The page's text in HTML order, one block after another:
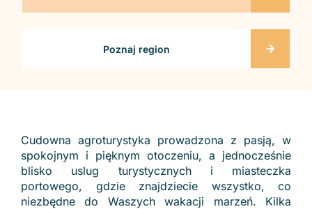
Poznaj region
Cudowna agroturystyka prowadzona z pasją, w
spokojnym i pięknym otoczeniu, a jednocześnie
blisko uslug turystycznych i miasteczka
portowego, gdzie znajdziecie wszystko, co
niezbędne do Waszych wakacji marzeń. Kilka